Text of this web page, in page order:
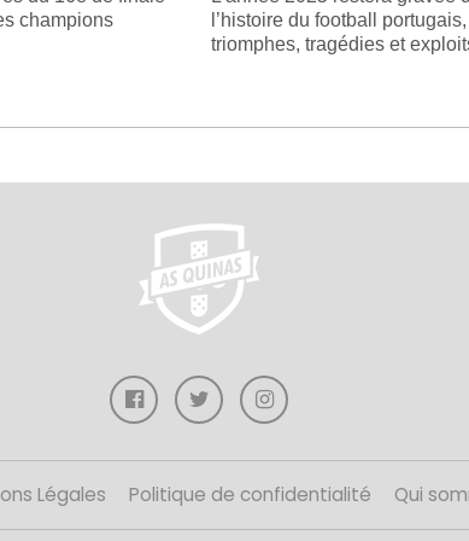
champions
l’histoire du football
triomphes, tragédies et
Légales Politique de confidentialité Qui